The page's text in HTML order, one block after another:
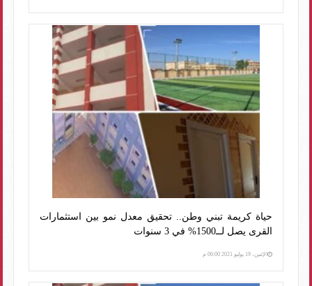
حياة كريمة تبني وطن.. تحقيق معدل نمو بين استثمارات
القرى يصل لــ1500% في 3 سنوات
الإثنين، 19 يوليو 2021 06:00 م